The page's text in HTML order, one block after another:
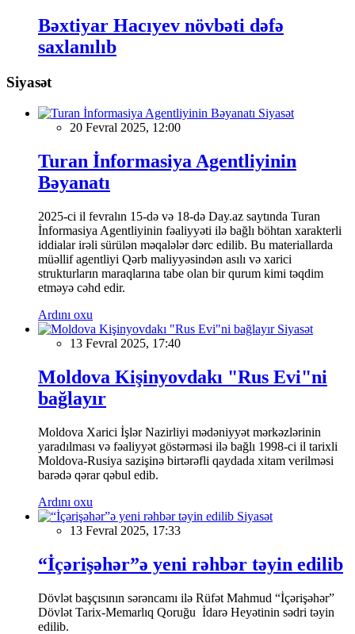
Bəxtiyar Hacıyev növbəti dəfə
saxlanılıb
Siyasət
Siyasət
20 Fevral 2025, 12:00
Turan İnformasiya Agentliyinin
Bəyanatı
2025-ci il fevralın 15-də və 18-də Day.az saytında Turan
İnformasiya Agentliyinin fəaliyyəti ilə bağlı böhtan xarakterli
iddialar irəli sürülən məqalələr dərc edilib. Bu materiallarda
müəllif agentliyi Qərb maliyyəsindən asılı və xarici
strukturların maraqlarına tabe olan bir qurum kimi təqdim
etməyə cəhd edir.
Ardını oxu
Siyasət
13 Fevral 2025, 17:40
Moldova Kişinyovdakı "Rus Evi"ni
bağlayır
Moldova Xarici İşlər Nazirliyi mədəniyyət mərkəzlərinin
yaradılması və fəaliyyət göstərməsi ilə bağlı 1998-ci il tarixli
Moldova-Rusiya sazişinə birtərəfli qaydada xitam verilməsi
barədə qərar qəbul edib.
Ardını oxu
Siyasət
13 Fevral 2025, 17:33
“İçərişəhər”ə yeni rəhbər təyin edilib
Dövlət başçısının sərəncamı ilə Rüfət Mahmud “İçərişəhər”
Dövlət Tarix-Memarlıq Qoruğu İdarə Heyətinin sədri təyin
edilib.